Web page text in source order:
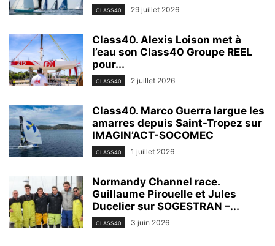
CLASS40 29 juillet 2026
Class40. Alexis Loison met à
l’eau son Class40 Groupe REEL
pour...
CLASS40 2 juillet 2026
Class40. Marco Guerra largue les
amarres depuis Saint-Tropez sur
IMAGIN’ACT-SOCOMEC
CLASS40 1 juillet 2026
Normandy Channel race.
Guillaume Pirouelle et Jules
Ducelier sur SOGESTRAN –...
CLASS40 3 juin 2026